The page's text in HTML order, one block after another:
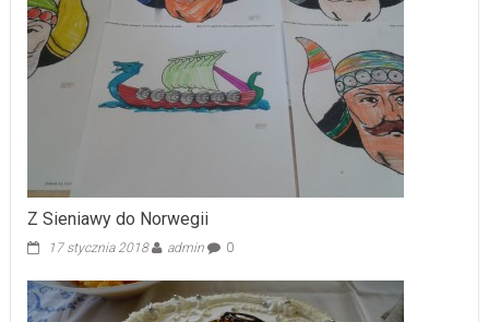
Z Sieniawy do Norwegii
17 stycznia 2018 admin 0